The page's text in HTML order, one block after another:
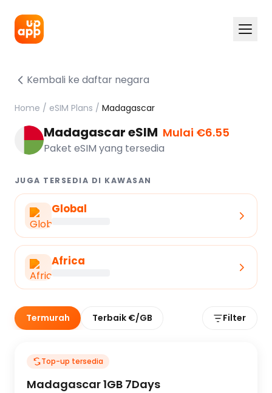
Kembali ke daftar negara
Home / eSIM Plans / Madagascar
Madagascar eSIM Mulai €6.55
Paket eSIM yang tersedia
JUGA TERSEDIA DI KAWASAN
Global
Africa
Termurah Terbaik €/GB Filter
Top-up tersedia
Madagascar 1GB 7Days